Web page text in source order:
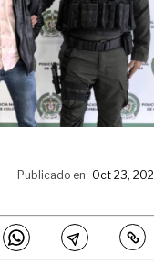
Publicado en Oct 23,